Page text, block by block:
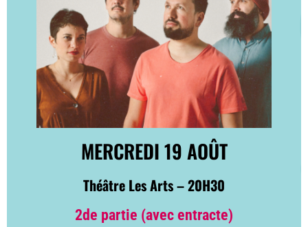
MERCREDI 19 AOÛT
Théâtre Les Arts – 20H30
2de partie (avec entracte)